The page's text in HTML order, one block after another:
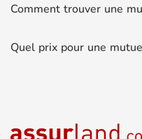
Comment trouver une
Quel prix pour une